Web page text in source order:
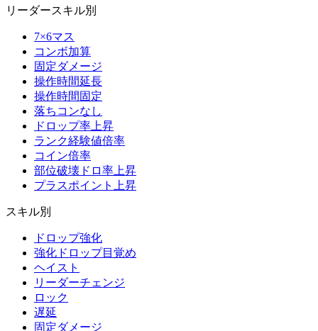
リーダースキル別
7×6マス
コンボ加算
固定ダメージ
操作時間延長
操作時間固定
落ちコンなし
ドロップ率上昇
ランク経験値倍率
コイン倍率
部位破壊ドロ率上昇
プラスポイント上昇
スキル別
ドロップ強化
強化ドロップ目覚め
ヘイスト
リーダーチェンジ
ロック
遅延
固定ダメージ